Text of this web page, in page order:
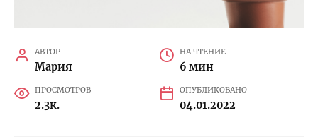
АВТОР
Мария
НА ЧТЕНИЕ
6 мин
ПРОСМОТРОВ
2.3к.
ОПУБЛИКОВАНО
04.01.2022